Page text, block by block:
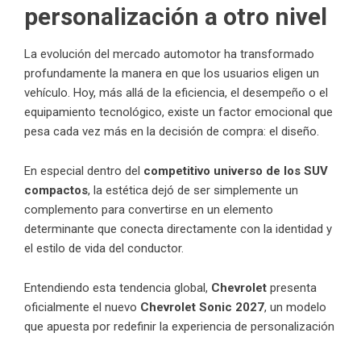
personalización a otro nivel
La evolución del mercado automotor ha transformado
profundamente la manera en que los usuarios eligen un
vehículo. Hoy, más allá de la eficiencia, el desempeño o el
equipamiento tecnológico, existe un factor emocional que
pesa cada vez más en la decisión de compra: el diseño.
En especial dentro del competitivo universo de los SUV
compactos, la estética dejó de ser simplemente un
complemento para convertirse en un elemento
determinante que conecta directamente con la identidad y
el estilo de vida del conductor.
Entendiendo esta tendencia global, Chevrolet presenta
oficialmente el nuevo Chevrolet Sonic 2027, un modelo
que apuesta por redefinir la experiencia de personalización